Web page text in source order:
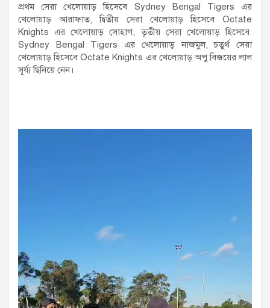
প্রথম সেরা খেলোয়াড় হিসেবে Sydney Bengal Tigers এর
খেলোয়াড় আরাফাত, দ্বিতীয় সেরা খেলোয়াড় হিসেবে Octate
Knights এর খেলোয়াড় সোহাগ, তৃতীয় সেরা খেলোয়াড় হিসেবে
Sydney Bengal Tigers এর খেলোয়াড় নাজমুল, চতুর্থ সেরা
খেলোয়াড় হিসেবে Octate Knights এর খেলোয়াড় অপু বিজয়ের লাল
সূর্য্য ছিনিয়ে নেন।